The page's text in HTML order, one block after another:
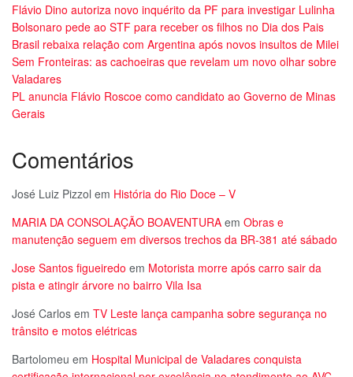
Flávio Dino autoriza novo inquérito da PF para investigar Lulinha
Bolsonaro pede ao STF para receber os filhos no Dia dos Pais
Brasil rebaixa relação com Argentina após novos insultos de Milei
Sem Fronteiras: as cachoeiras que revelam um novo olhar sobre
Valadares
PL anuncia Flávio Roscoe como candidato ao Governo de Minas
Gerais
Comentários
José Luiz Pizzol em História do Rio Doce – V
MARIA DA CONSOLAÇÃO BOAVENTURA em Obras e
manutenção seguem em diversos trechos da BR-381 até sábado
Jose Santos figueiredo em Motorista morre após carro sair da
pista e atingir árvore no bairro Vila Isa
José Carlos em TV Leste lança campanha sobre segurança no
trânsito e motos elétricas
Bartolomeu em Hospital Municipal de Valadares conquista